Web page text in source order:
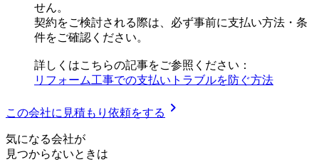
せん。
契約をご検討される際は、必ず事前に支払い方法・条
件をご確認ください。
詳しくはこちらの記事をご参照ください：
リフォーム工事での支払いトラブルを防ぐ方法
この会社に見積もり依頼をする chevron_right
気になる会社が
見つからないときは